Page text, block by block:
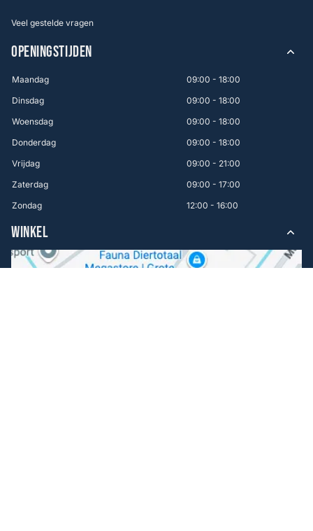
Veel gestelde vragen
OPENINGSTIJDEN
Maandag
09:00 - 18:00
Dinsdag
09:00 - 18:00
Woensdag
09:00 - 18:00
Donderdag
09:00 - 18:00
Vrijdag
09:00 - 21:00
Zaterdag
09:00 - 17:00
Zondag
12:00 - 16:00
WINKEL